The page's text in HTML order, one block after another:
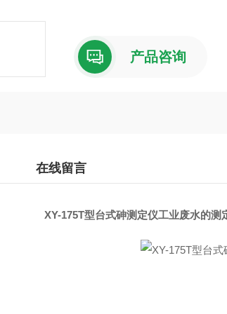
产品咨询
在线留言
XY-175T型台式砷测定仪工业废水的测